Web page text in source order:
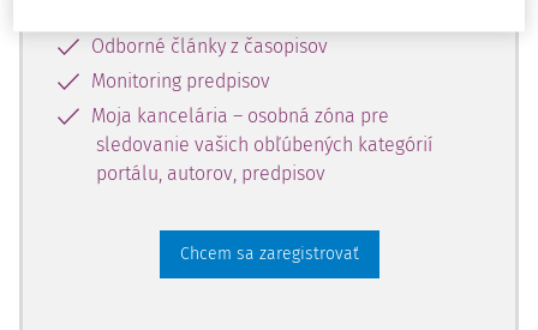
Odborné články z časopisov
Monitoring predpisov
Moja kancelária – osobná zóna pre
sledovanie vašich obľúbených kategórií
portálu, autorov, predpisov
Chcem sa zaregistrovať